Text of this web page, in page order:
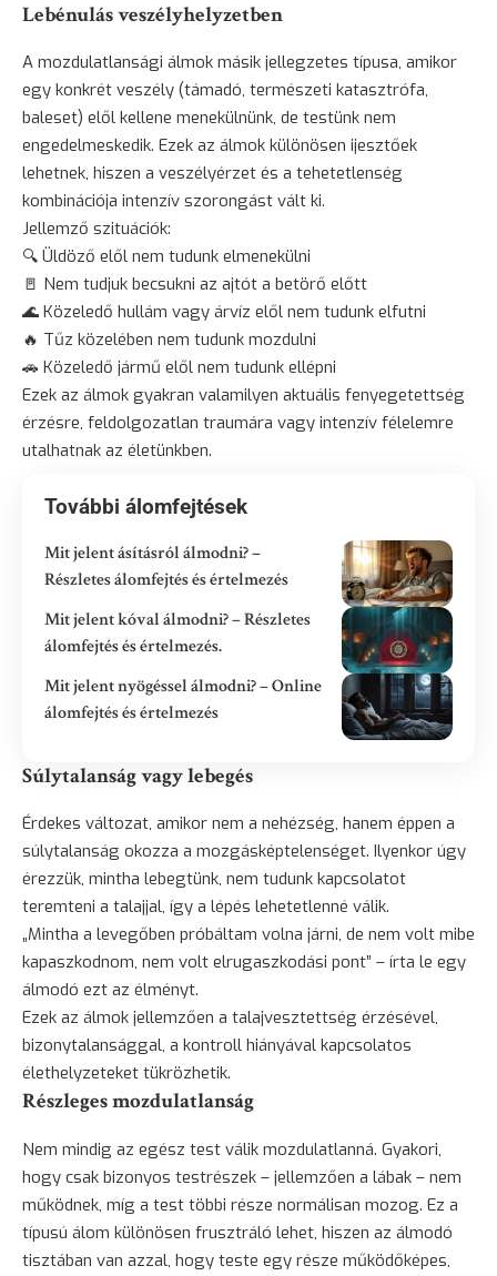
Lebénulás veszélyhelyzetben
A mozdulatlansági álmok másik jellegzetes típusa, amikor
egy konkrét veszély (támadó, természeti katasztrófa,
baleset) elől kellene menekülnünk, de testünk nem
engedelmeskedik. Ezek az álmok különösen ijesztőek
lehetnek, hiszen a veszélyérzet és a tehetetlenség
kombinációja intenzív szorongást vált ki.
Jellemző szituációk:
🔍 Üldöző elől nem tudunk elmenekülni
🚪 Nem tudjuk becsukni az ajtót a betörő előtt
🌊 Közeledő hullám vagy árvíz elől nem tudunk elfutni
🔥 Tűz közelében nem tudunk mozdulni
🚗 Közeledő jármű elől nem tudunk ellépni
Ezek az álmok gyakran valamilyen aktuális fenyegetettség
érzésre, feldolgozatlan traumára vagy intenzív félelemre
utalhatnak az életünkben.
További álomfejtések
Mit jelent ásításról álmodni? –
Részletes álomfejtés és értelmezés
Mit jelent kóval álmodni? – Részletes
álomfejtés és értelmezés.
Mit jelent nyögéssel álmodni? – Online
álomfejtés és értelmezés
Súlytalanság vagy lebegés
Érdekes változat, amikor nem a nehézség, hanem éppen a
súlytalanság okozza a mozgásképtelenséget. Ilyenkor úgy
érezzük, mintha lebegtünk, nem tudunk kapcsolatot
teremteni a talajjal, így a lépés lehetetlenné válik.
„Mintha a levegőben próbáltam volna járni, de nem volt mibe
kapaszkodnom, nem volt elrugaszkodási pont” – írta le egy
álmodó ezt az élményt.
Ezek az álmok jellemzően a talajvesztettség érzésével,
bizonytalansággal, a kontroll hiányával kapcsolatos
élethelyzeteket tükrözhetik.
Részleges mozdulatlanság
Nem mindig az egész test válik mozdulatlanná. Gyakori,
hogy csak bizonyos testrészek – jellemzően a lábak – nem
működnek, míg a test többi része normálisan mozog. Ez a
típusú álom különösen frusztráló lehet, hiszen az álmodó
tisztában van azzal, hogy teste egy része működőképes,